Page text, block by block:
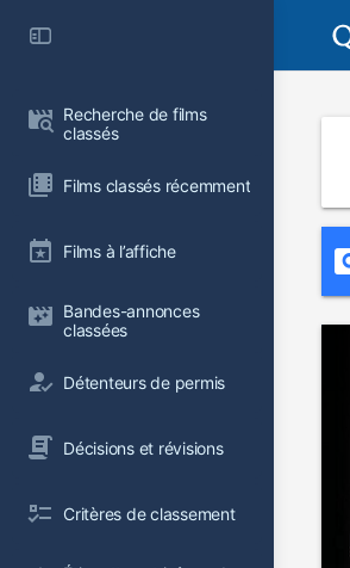
Recherche de films
classés
Films classés récemment
Films à l’affiche
Bandes-annonces
classées
Détenteurs de permis
Décisions et révisions
Critères de classement